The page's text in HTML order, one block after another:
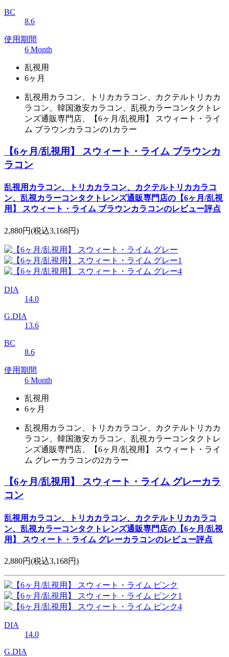
BC
8.6
使用期間
6 Month
乱視用
6ヶ月
乱視用カラコン、トリカカラコン、カクテルトリカカ
ラコン、韓国激安カラコン、乱視カラーコンタクトレ
ンズ通販専門店、【6ヶ月/乱視用】 スウィート・ライ
ム ブラウンカラコンの1カラー
【6ヶ月/乱視用】 スウィート・ライム ブラウンカ
ラコン
乱視用カラコン、トリカカラコン、カクテルトリカカラコ
ン、乱視カラーコンタクトレンズ通販専門店の【6ヶ月/乱視
用】 スウィート・ライム ブラウンカラコンのレビュー評点
2,880円(税込3,168円)
DIA
14.0
G.DIA
13.6
BC
8.6
使用期間
6 Month
乱視用
6ヶ月
乱視用カラコン、トリカカラコン、カクテルトリカカ
ラコン、韓国激安カラコン、乱視カラーコンタクトレ
ンズ通販専門店、【6ヶ月/乱視用】 スウィート・ライ
ム グレーカラコンの2カラー
【6ヶ月/乱視用】 スウィート・ライム グレーカラ
コン
乱視用カラコン、トリカカラコン、カクテルトリカカラコ
ン、乱視カラーコンタクトレンズ通販専門店の【6ヶ月/乱視
用】 スウィート・ライム グレーカラコンのレビュー評点
2,880円(税込3,168円)
DIA
14.0
G.DIA